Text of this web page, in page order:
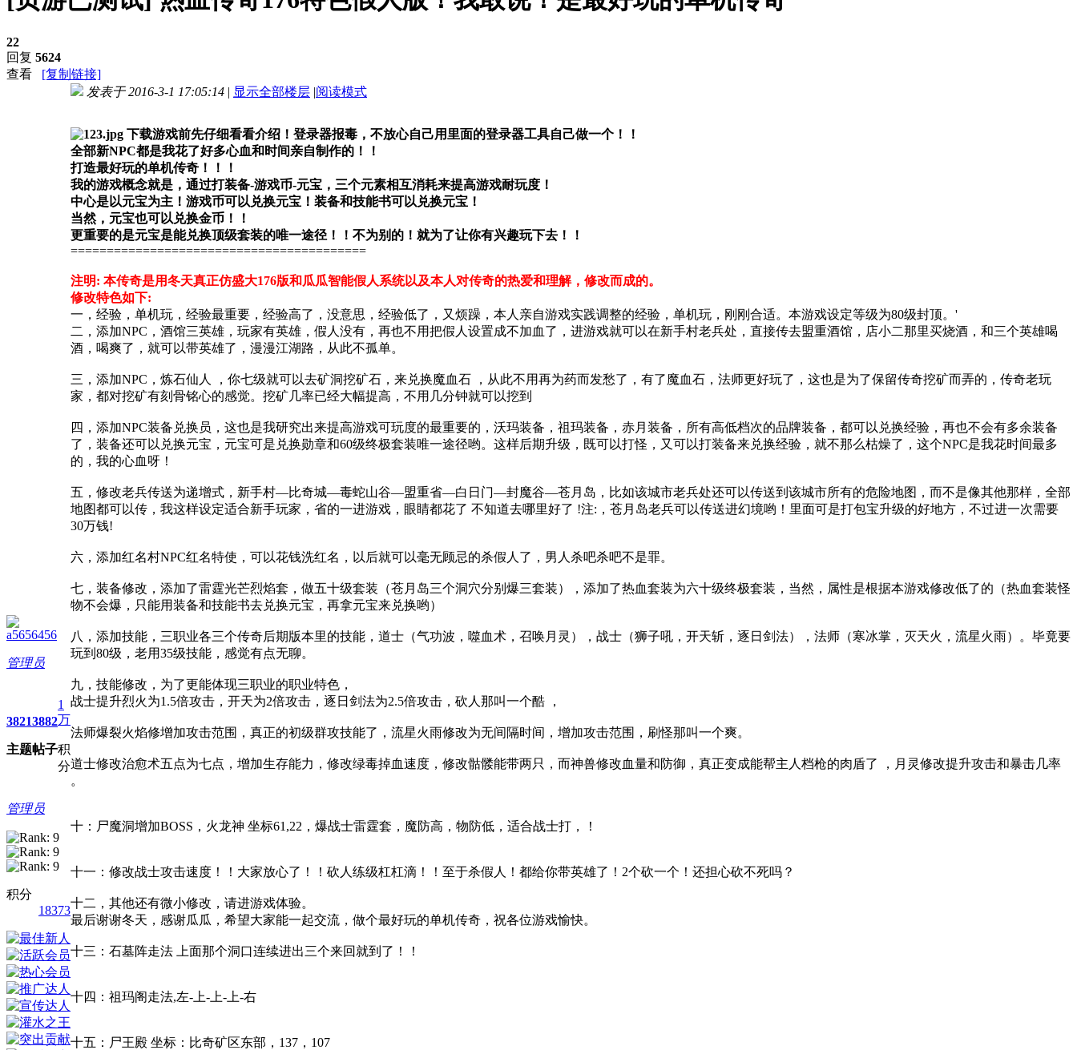
22
回复 5624
查看
[复制链接]
a5656456
管理员
3821
主题
3882
帖子
1
万
积
分
管理员
积分
18373
发表于 2016-3-1 17:05:14 | 显示全部楼层 |阅读模式
下载游戏前先仔细看看介绍！登录器报毒，不放心自己用里面的登录器工具自己做一个！！
全部新NPC都是我花了好多心血和时间亲自制作的！！
打造最好玩的单机传奇！！！
我的游戏概念就是，通过打装备-游戏币-元宝，三个元素相互消耗来提高游戏耐玩度！
中心是以元宝为主！游戏币可以兑换元宝！装备和技能书可以兑换元宝！
当然，元宝也可以兑换金币！！
更重要的是元宝是能兑换顶级套装的唯一途径！！不为别的！就为了让你有兴趣玩下去！！
=========================================
注明: 本传奇是用冬天真正仿盛大176版和瓜瓜智能假人系统以及本人对传奇的热爱和理解，修改而成的。
修改特色如下:
一，经验，单机玩，经验最重要，经验高了，没意思，经验低了，又烦躁，本人亲自游戏实践调整的经验，单机玩，刚刚合适。本游戏设定等级为80级封顶。'
二，添加NPC，酒馆三英雄，玩家有英雄，假人没有，再也不用把假人设置成不加血了，进游戏就可以在新手村老兵处，直接传去盟重酒馆，店小二那里买烧酒，和三个英雄喝
酒，喝爽了，就可以带英雄了，漫漫江湖路，从此不孤单。
三，添加NPC，炼石仙人 ，你七级就可以去矿洞挖矿石，来兑换魔血石 ，从此不用再为药而发愁了，有了魔血石，法师更好玩了，这也是为了保留传奇挖矿而弄的，传奇老玩
家，都对挖矿有刻骨铭心的感觉。挖矿几率已经大幅提高，不用几分钟就可以挖到
四，添加NPC装备兑换员，这也是我研究出来提高游戏可玩度的最重要的，沃玛装备，祖玛装备，赤月装备，所有高低档次的品牌装备，都可以兑换经验，再也不会有多余装备
了，装备还可以兑换元宝，元宝可是兑换勋章和60级终极套装唯一途径哟。这样后期升级，既可以打怪，又可以打装备来兑换经验，就不那么枯燥了，这个NPC是我花时间最多
的，我的心血呀！
五，修改老兵传送为递增式，新手村—比奇城—毒蛇山谷—盟重省—白日门—封魔谷—苍月岛，比如该城市老兵处还可以传送到该城市所有的危险地图，而不是像其他那样，全部
地图都可以传，我这样设定适合新手玩家，省的一进游戏，眼睛都花了 不知道去哪里好了 !注:，苍月岛老兵可以传送进幻境哟！里面可是打包宝升级的好地方，不过进一次需要
30万钱!
六，添加红名村NPC红名特使，可以花钱洗红名，以后就可以毫无顾忌的杀假人了，男人杀吧杀吧不是罪。
七，装备修改，添加了雷霆光芒烈焰套，做五十级套装（苍月岛三个洞穴分别爆三套装），添加了热血套装为六十级终极套装，当然，属性是根据本游戏修改低了的（热血套装怪
物不会爆，只能用装备和技能书去兑换元宝，再拿元宝来兑换哟）
八，添加技能，三职业各三个传奇后期版本里的技能，道士（气功波，噬血术，召唤月灵），战士（狮子吼，开天斩，逐日剑法），法师（寒冰掌，灭天火，流星火雨）。毕竟要
玩到80级，老用35级技能，感觉有点无聊。
九，技能修改，为了更能体现三职业的职业特色，
战士提升烈火为1.5倍攻击，开天为2倍攻击，逐日剑法为2.5倍攻击，砍人那叫一个酷 ，
法师爆裂火焰修增加攻击范围，真正的初级群攻技能了，流星火雨修改为无间隔时间，增加攻击范围，刷怪那叫一个爽。
道士修改治愈术五点为七点，增加生存能力，修改绿毒掉血速度，修改骷髅能带两只，而神兽修改血量和防御，真正变成能帮主人档枪的肉盾了 ，月灵修改提升攻击和暴击几率
。
十：尸魔洞增加BOSS，火龙神 坐标61,22，爆战士雷霆套，魔防高，物防低，适合战士打，！
十一：修改战士攻击速度！！大家放心了！！砍人练级杠杠滴！！至于杀假人！都给你带英雄了！2个砍一个！还担心砍不死吗？
十二，其他还有微小修改，请进游戏体验。
最后谢谢冬天，感谢瓜瓜，希望大家能一起交流，做个最好玩的单机传奇，祝各位游戏愉快。
十三：石墓阵走法 上面那个洞口连续进出三个来回就到了！！
十四：祖玛阁走法,左-上-上-上-右
十五：尸王殿 坐标：比奇矿区东部，137，107